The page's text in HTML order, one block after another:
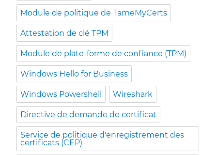
Module de politique de TameMyCerts
Attestation de clé TPM
Module de plate-forme de confiance (TPM)
Windows Hello for Business
Windows Powershell Wireshark
Directive de demande de certificat
Service de politique d'enregistrement des
certificats (CEP)